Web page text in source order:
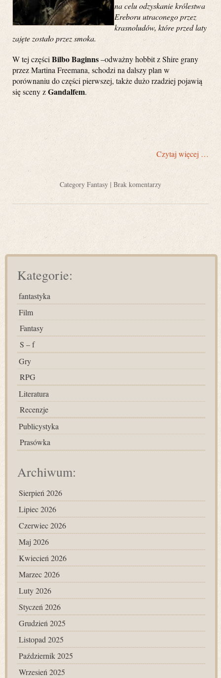
na celu odzyskanie królestwa
Ereboru utraconego przez
krasnoludów, które przed laty
zajęte zostało przez smoka.
W tej części Bilbo Baginns–odważny hobbit z Shire grany
przez Martina Freemana, schodzi na dalszy plan w
porównaniu do części pierwszej, także dużo rzadziej pojawią
się sceny zGandalfem.
Czytaj więcej …
Category Fantasy | Brak komentarzy
Kategorie:
fantastyka
Film
Fantasy
S – f
Gry
RPG
Literatura
Recenzje
Publicystyka
Prasówka
Archiwum:
Sierpień 2026
Lipiec 2026
Czerwiec 2026
Maj 2026
Kwiecień 2026
Marzec 2026
Luty 2026
Styczeń 2026
Grudzień 2025
Listopad 2025
Październik 2025
Wrzesień 2025